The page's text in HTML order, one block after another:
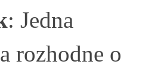
: Jedna
rozhodne o